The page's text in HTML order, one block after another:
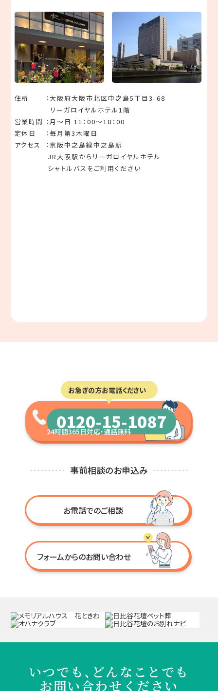
住所
大阪府大阪市北区中之島5丁目3-68
リーガロイヤルホテル1階
営業時間
月～日 11：00～18：00
定休⽇
毎月第3木曜日
アクセス
京阪中之島線中之島駅
JR大阪駅からリーガロイヤルホテル
シャトルバスをご利用ください
お急ぎの方お電話ください
0120-15-1087
24時間365日対応・通話無料
事前相談のお申込み
お電話でのご相談
フォームからのお問い合わせ
いつでも、どんなことでも
お問い合わせください